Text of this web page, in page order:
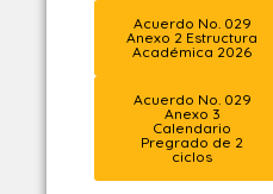
Acuerdo No. 029
Anexo 2 Estructura
Académica 2026
Acuerdo No. 029
Anexo 3
Calendario
Pregrado de 2
ciclos